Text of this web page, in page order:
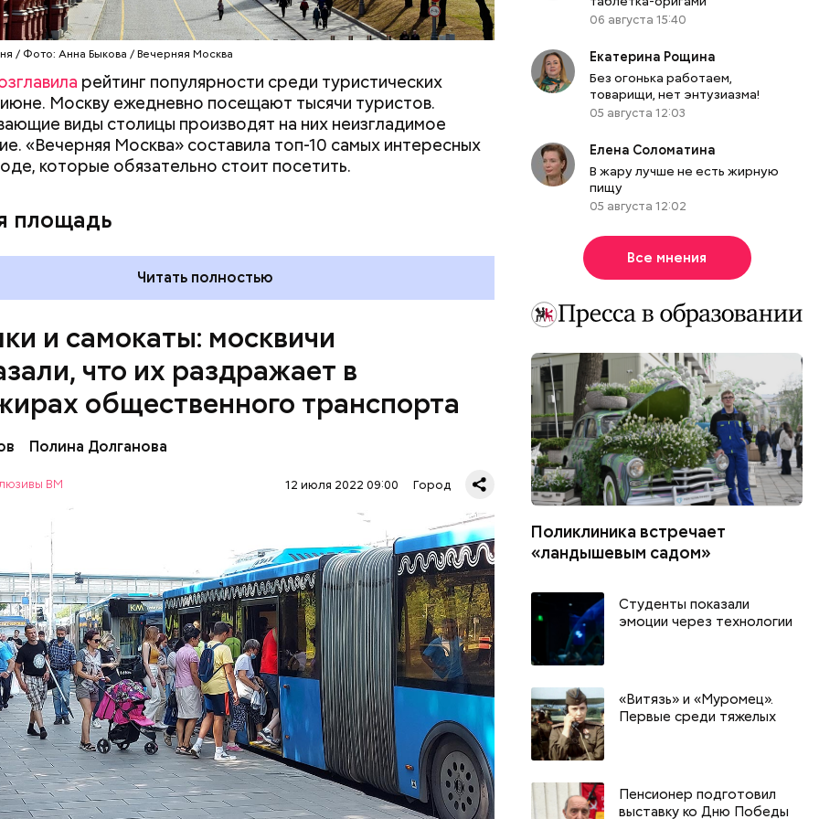
/ Фото: Анна Быкова / Вечерняя Москва
рейтинг популярности среди туристических
Москву ежедневно посещают тысячи туристов.
виды столицы производят на них неизгладимое
«Вечерняя Москва» составила топ-10 самых интересных
которые обязательно стоит посетить.
площадь
Читать полностью
и самокаты: москвичи
что их раздражает в
общественного транспорта
Полина Долганова
ВМ 12 июля 2022 09:00 Город
прямо бесит, когда не снимают. Если едешь в час
тебя чем-нибудь заденут, — сказала Александра, 19
очень раздражает, когда пытаешься выйти из вагона
стоят прямо по центру в дверях. И приходится их
они не дают тебе пройти, что очень бестактно, —
Игорь, 55 лет.
ПАССАЖИРЫ МОСКВА
06 августа 15:40
Екатерина Рощина
Без огонька работаем,
товарищи, нет энтузиазма!
05 августа 12:03
Елена Соломатина
В жару лучше не есть жирную
пищу
05 августа 12:02
Все мнения
Поликлиника встречает
«ландышевым садом»
Студенты показали
эмоции через технологии
«Витязь» и «Муромец».
Первые среди тяжелых
Пенсионер подготовил
выставку ко Дню Победы